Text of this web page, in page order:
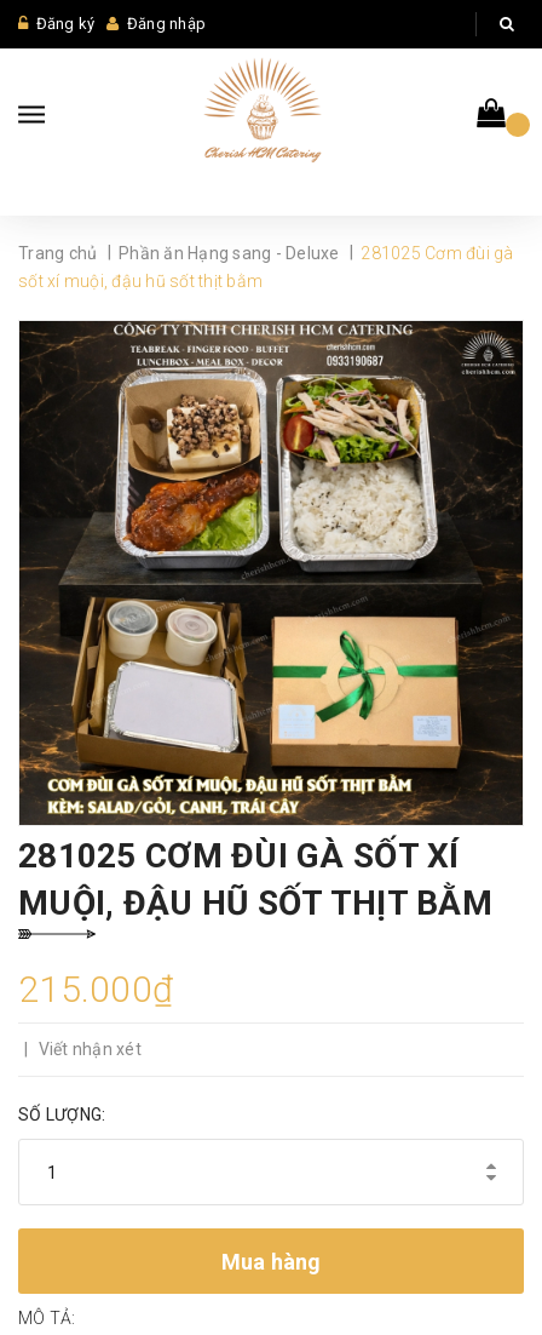
Đăng ký Đăng nhập
Trang chủ Phần ăn Hạng sang - Deluxe
281025 Cơm đùi gà
sốt xí muội, đậu hũ sốt thịt bằm
281025 CƠM ĐÙI GÀ SỐT XÍ
MUỘI, ĐẬU HŨ SỐT THỊT BẰM
215.000₫
Viết nhận xét
SỐ LƯỢNG:
Mua hàng
MÔ TẢ: